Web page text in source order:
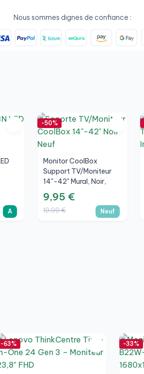
Nous sommes dignes de confiance :
A
-50%
Monitor CoolBox
Support TV/Moniteur
14"-42" Mural, Noir,
Neuf
9,95 €
19,99 € Neuf
-63% -33%